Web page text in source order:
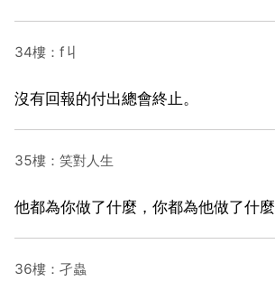
34樓：f丩
沒有回報的付出總會終止。
35樓：笑對人生
他都為你做了什麼，你都為他做了什麼
36樓：孑蟲